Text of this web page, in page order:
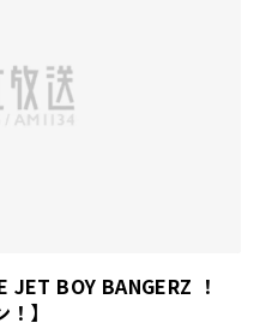
BOY BANGERZ ！
】